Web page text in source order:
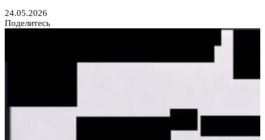
24.05.2026
Поделитесь